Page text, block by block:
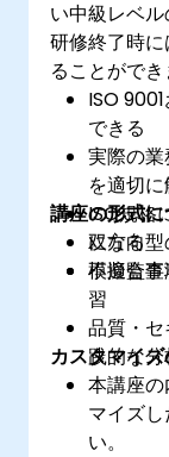
い中級レベル
研修終了時
ることができ
ISO
できる
実際の
を適切
ISO規格
になる
不適合
講座の形式
双方向
模擬監
習
品質・
践的な
カスタマイ
本講座
マイズ
い。